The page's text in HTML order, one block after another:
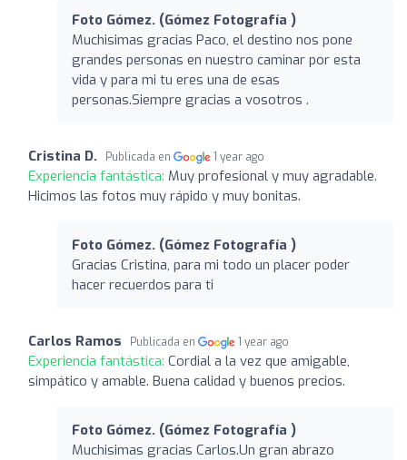
Foto Gómez. (Gómez Fotografía )
Muchisimas gracias Paco, el destino nos pone
grandes personas en nuestro caminar por esta
vida y para mi tu eres una de esas
personas.Siempre gracias a vosotros .
Cristina D. Publicada en 1 year ago
Experiencia fantástica: Muy profesional y muy agradable.
Hicimos las fotos muy rápido y muy bonitas.
Foto Gómez. (Gómez Fotografía )
Gracias Cristina, para mi todo un placer poder
hacer recuerdos para ti
Carlos Ramos Publicada en 1 year ago
Experiencia fantástica: Cordial a la vez que amigable,
simpático y amable. Buena calidad y buenos precios.
Foto Gómez. (Gómez Fotografía )
Muchisimas gracias Carlos.Un gran abrazo